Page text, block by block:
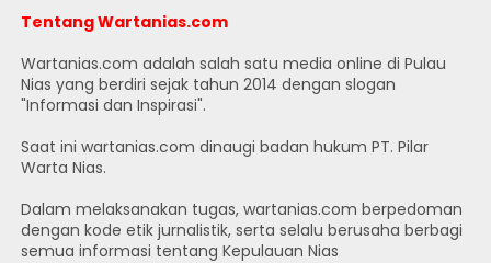
Tentang Wartanias.com
Wartanias.com adalah salah satu media online di Pulau
Nias yang berdiri sejak tahun 2014 dengan slogan
"Informasi dan Inspirasi".
Saat ini wartanias.com dinaugi badan hukum PT. Pilar
Warta Nias.
Dalam melaksanakan tugas, wartanias.com berpedoman
dengan kode etik jurnalistik, serta selalu berusaha berbagi
semua informasi tentang Kepulauan Nias